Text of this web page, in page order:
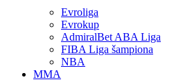
Evroliga
Evrokup
AdmiralBet ABA Liga
FIBA Liga šampiona
NBA
MMA